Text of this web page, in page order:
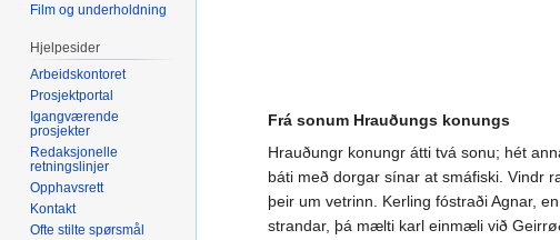
Frá sonum Hrauðungs konungs
Hrauðungr konungr átti tvá sonu; hét
báti með dorgar sínar at smáfiski. Vindr
þeir um vetrinn. Kerling fóstraði Agnar,
strandar, þá mælti karl einmæli við
Film og underholdning
Hjelpesider
Arbeidskontoret
Prosjektportal
Igangværende
prosjekter
Redaksjonelle
retningslinjer
Opphavsrett
Kontakt
Ofte stilte spørsmål